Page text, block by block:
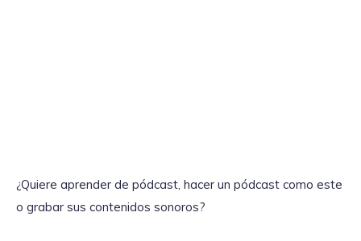
¿Quiere aprender de pódcast, hacer un pódcast como este
o grabar sus contenidos sonoros?